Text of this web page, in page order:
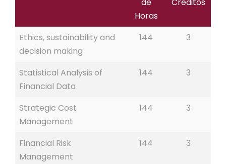
Horas
Ethics, sustainability and
decision making
144 3
Statistical Analysis of
Financial Data
144 3
Strategic Cost
Management
144 3
Financial Risk
Management
144 3